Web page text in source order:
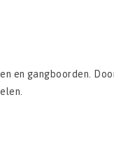
en gangboorden.